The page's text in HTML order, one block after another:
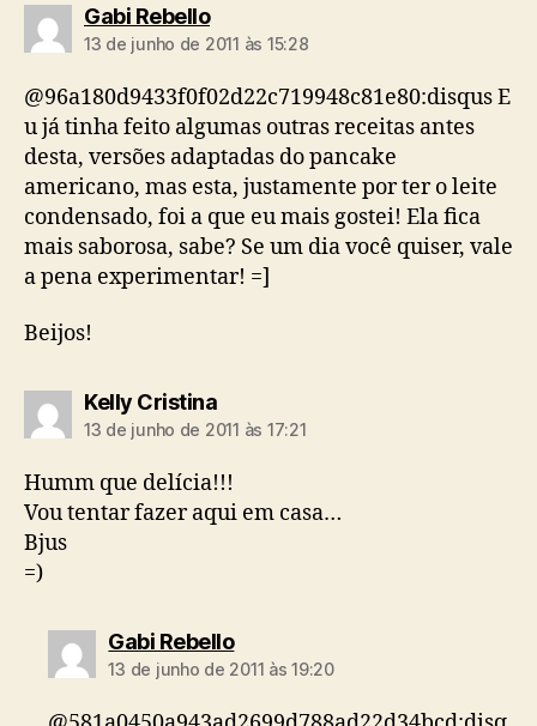
Gabi Rebellodiz:
13 de junho de 2011 às 15:28
@96a180d9433f0f02d22c719948c81e80:disqus E
u já tinha feito algumas outras receitas antes
desta, versões adaptadas do pancake
americano, mas esta, justamente por ter o leite
condensado, foi a que eu mais gostei! Ela fica
mais saborosa, sabe? Se um dia você quiser, vale
a pena experimentar! =]
Beijos!
Kelly Cristinadiz:
13 de junho de 2011 às 17:21
Humm que delícia!!!
Vou tentar fazer aqui em casa…
Bjus
=)
Gabi Rebellodiz:
13 de junho de 2011 às 19:20